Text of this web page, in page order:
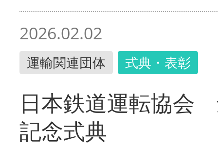
2026.02.02
運輸関連団体 式典・表彰
日本鉄道運転協会
記念式典